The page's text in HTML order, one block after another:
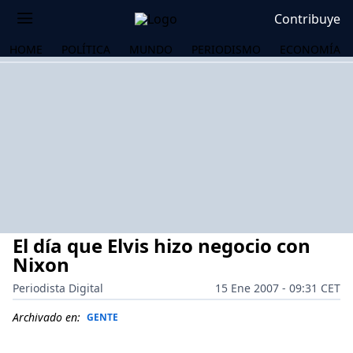
Contribuye
HOME POLÍTICA MUNDO PERIODISMO ECONOMÍA
El día que Elvis hizo negocio con
Nixon
Periodista Digital
15 Ene 2007 - 09:31 CET
Archivado en: GENTE